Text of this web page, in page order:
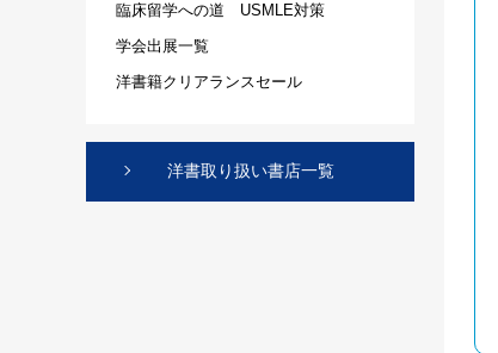
臨床留学への道 USMLE対策
学会出展一覧
洋書籍クリアランスセール
洋書取り扱い書店一覧